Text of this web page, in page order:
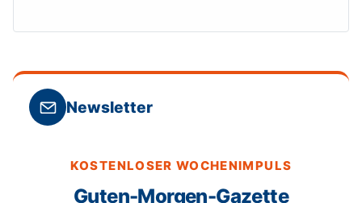
Newsletter
KOSTENLOSER WOCHENIMPULS
Guten-Morgen-Gazette